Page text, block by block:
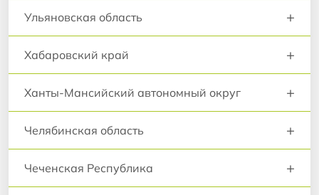
Ульяновская область +
Хабаровский край +
Ханты-Мансийский автономный округ +
Челябинская область +
Чеченская Республика +